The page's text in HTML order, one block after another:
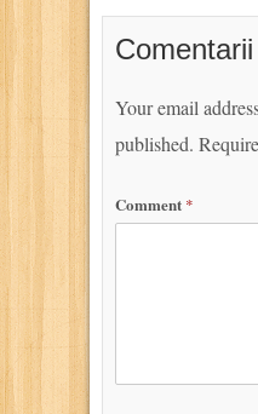
Comentarii
Your email
published.
Comment *